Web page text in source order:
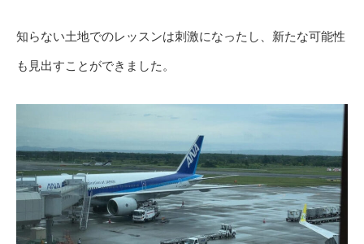
知らない土地でのレッスンは刺激になったし、新たな可能性
も見出すことができました。